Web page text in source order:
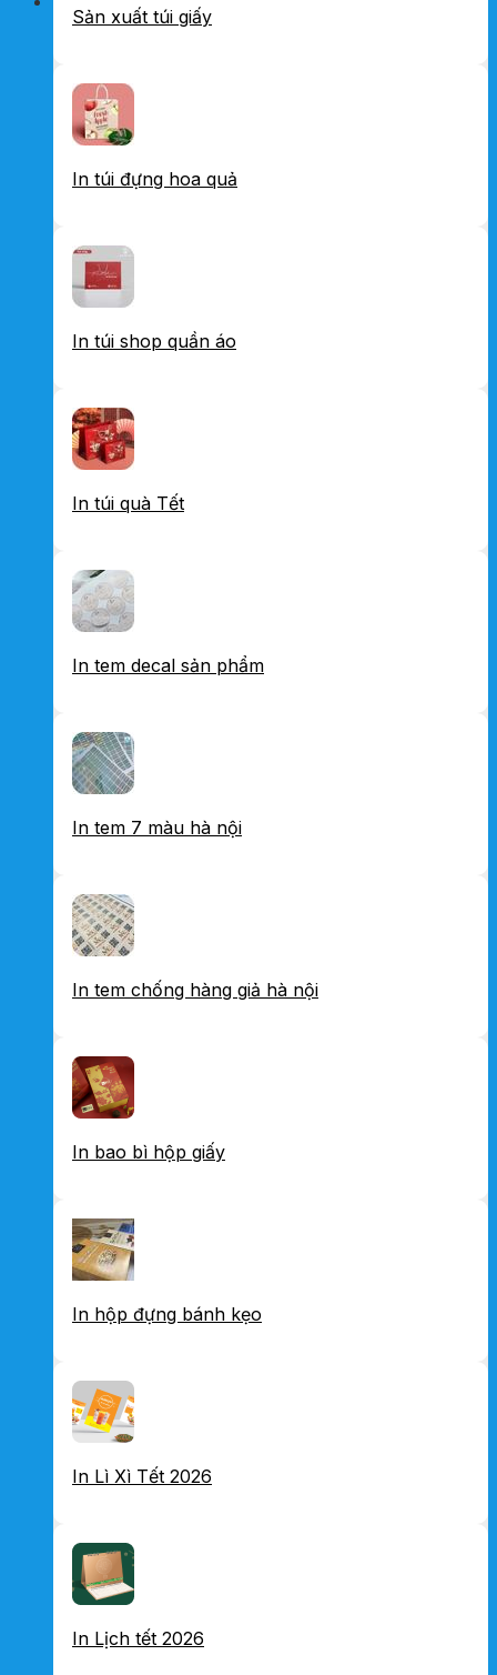
Sản xuất túi giấy
In túi đựng hoa quả
In túi shop quần áo
In túi quà Tết
In tem decal sản phẩm
In tem 7 màu hà nội
In tem chống hàng giả hà nội
In bao bì hộp giấy
In hộp đựng bánh kẹo
In Lì Xì Tết 2026
In Lịch tết 2026